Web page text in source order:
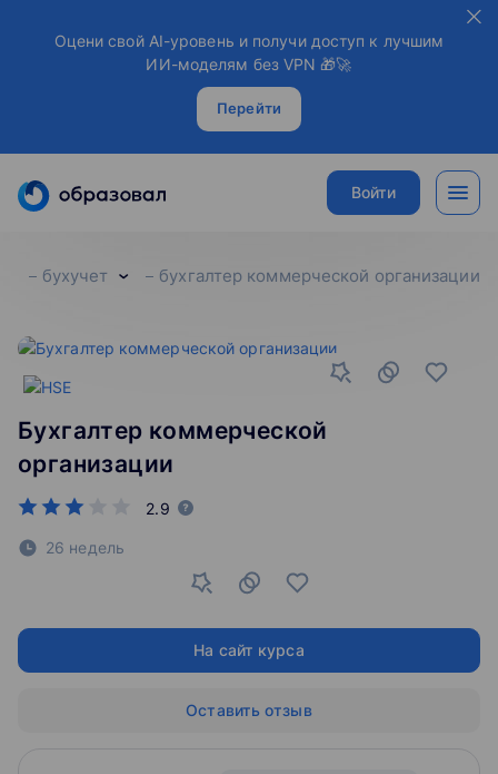
Оцени свой AI-уровень и получи доступ к лучшим
ИИ-моделям без VPN 🎁🚀
Перейти
Войти
бухучет бухгалтер коммерческой организации
Бухгалтер коммерческой
организации
2.9
26 недель
На сайт курса
Оставить отзыв